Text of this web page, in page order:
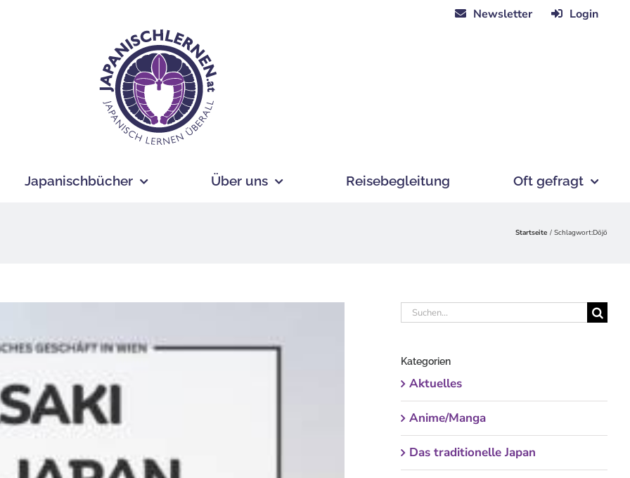
Newsletter Login
Japanischbücher Über uns Reisebegleitung Oft gefragt
Startseite Schlagwort:Dōjō
Suche
Kategorien
Aktuelles
Anime/Manga
Das traditionelle Japan